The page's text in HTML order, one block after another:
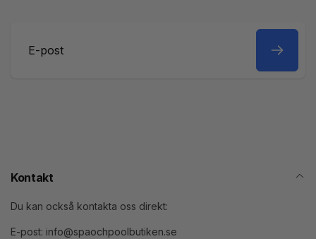
Kontakt
Du kan också kontakta oss direkt:
E-post: info@spaochpoolbutiken.se